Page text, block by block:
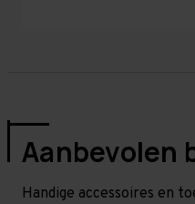
Aanbevolen
Handige accessoires en